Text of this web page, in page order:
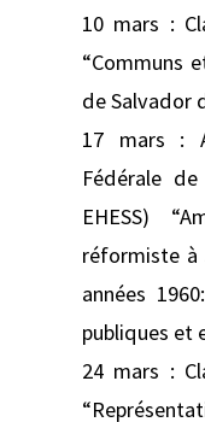
10 mars :
“Communs
de Salvador
17 mars :
Fédérale
EHESS)
réformiste à
années
publiques et
24 mars :